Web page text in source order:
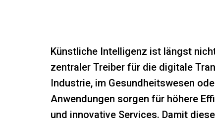
Künstliche Intelligenz ist längst
zentraler Treiber für die digitale
Industrie, im Gesundheitswesen
Anwendungen sorgen für höhere
und innovative Services. Damit